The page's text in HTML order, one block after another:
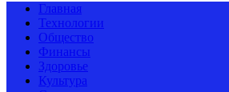
Главная
Технологии
Общество
Финансы
Здоровье
Культура